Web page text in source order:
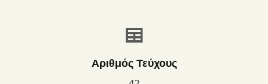
Αριθμός Τεύχους